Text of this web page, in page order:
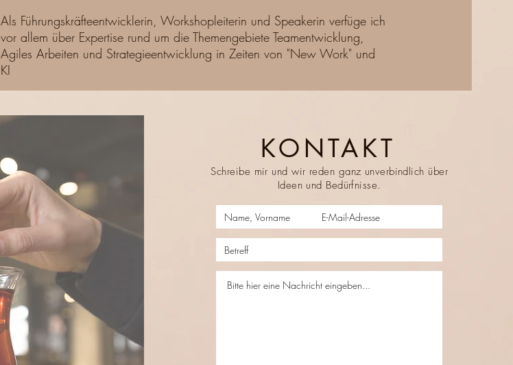
Als Führungskräfteentwicklerin, Workshopleiterin und Speakerin verfüge ich
vor allem über Expertise rund um die Themengebiete Teamentwicklung,
Agiles Arbeiten und Strategieentwicklung in Zeiten von "New Work" und
KI
KONTAKT
Schreibe mir und wir reden ganz unverbindlich über
Ideen und Bedürfnisse.